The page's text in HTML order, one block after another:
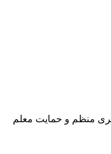
منظم و حمایت معلم